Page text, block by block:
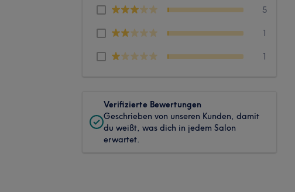
5
1
1
Verifizierte Bewertungen
Geschrieben von unseren Kunden, damit
du weißt, was dich in jedem Salon
erwartet.